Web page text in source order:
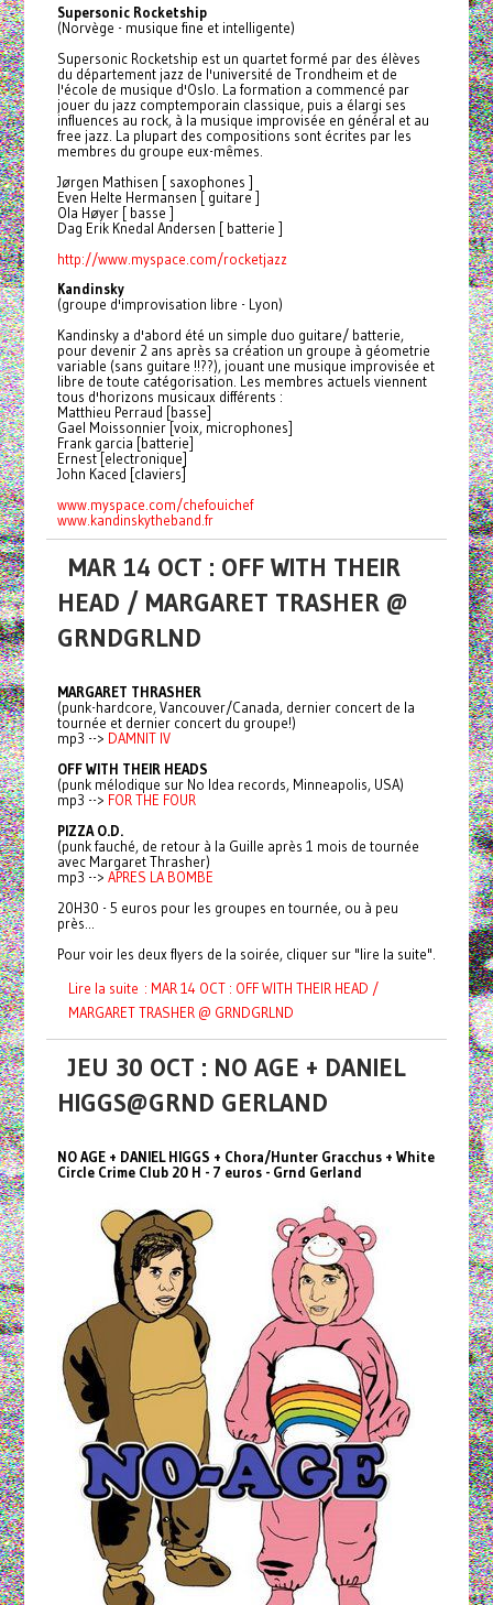
Supersonic Rocketship
(Norvège - musique fine et intelligente)
Supersonic Rocketship est un quartet formé par des élèves
du département jazz de l'université de Trondheim et de
l'école de musique d'Oslo. La formation a commencé par
jouer du jazz comptemporain classique, puis a élargi ses
influences au rock, à la musique improvisée en général et au
free jazz. La plupart des compositions sont écrites par les
membres du groupe eux-mêmes.
Jørgen Mathisen [ saxophones ]
Even Helte Hermansen [ guitare ]
Ola Høyer [ basse ]
Dag Erik Knedal Andersen [ batterie ]
http://www.myspace.com/rocketjazz
Kandinsky
(groupe d'improvisation libre - Lyon)
Kandinsky a d'abord été un simple duo guitare/ batterie,
pour devenir 2 ans après sa création un groupe à géometrie
variable (sans guitare !!??), jouant une musique improvisée et
libre de toute catégorisation. Les membres actuels viennent
tous d'horizons musicaux différents :
Matthieu Perraud [basse]
Gael Moissonnier [voix, microphones]
Frank garcia [batterie]
Ernest [electronique]
John Kaced [claviers]
www.myspace.com/chefouichef
www.kandinskytheband.fr
MAR 14 OCT : OFF WITH THEIR
HEAD / MARGARET TRASHER @
GRNDGRLND
MARGARET THRASHER
(punk-hardcore, Vancouver/Canada, dernier concert de la
tournée et dernier concert du groupe!)
mp3 --> DAMNIT IV
OFF WITH THEIR HEADS
(punk mélodique sur No Idea records, Minneapolis, USA)
mp3 --> FOR THE FOUR
PIZZA O.D.
(punk fauché, de retour à la Guille après 1 mois de tournée
avec Margaret Thrasher)
mp3 --> APRES LA BOMBE
20H30 - 5 euros pour les groupes en tournée, ou à peu
près...
Pour voir les deux flyers de la soirée, cliquer sur "lire la suite".
Lire la suite : MAR 14 OCT : OFF WITH THEIR HEAD /
MARGARET TRASHER @ GRNDGRLND
JEU 30 OCT : NO AGE + DANIEL
HIGGS@GRND GERLAND
NO AGE + DANIEL HIGGS + Chora/Hunter Gracchus + White
Circle Crime Club 20 H - 7 euros - Grnd Gerland